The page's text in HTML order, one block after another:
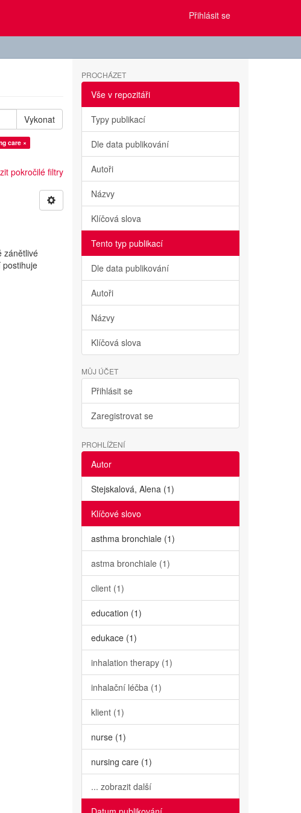
Přihlásit se
Vykonat
care ×
pokročilé filtry
zánětlivé
postihuje
PROCHÁZET
Vše v repozitáři
Typy publikací
Dle data publikování
Autoři
Názvy
Klíčová slova
Tento typ publikací
Dle data publikování
Autoři
Názvy
Klíčová slova
MŮJ ÚČET
Přihlásit se
Zaregistrovat se
PROHLÍŽENÍ
Autor
Stejskalová, Alena (1)
Klíčové slovo
asthma bronchiale (1)
astma bronchiale (1)
client (1)
education (1)
edukace (1)
inhalation therapy (1)
inhalační léčba (1)
klient (1)
nurse (1)
nursing care (1)
... zobrazit další